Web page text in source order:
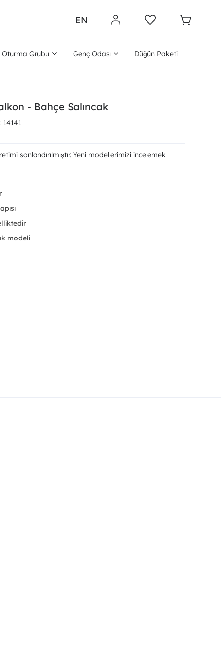
EN
Oturma Grubu Genç Odası Düğün Paketi
- Bahçe Salıncak
14141
sonlandırılmıştır. Yeni modellerimizi incelemek
modeli